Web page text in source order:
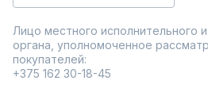
Лицо местного исполнительного
органа, уполномоченное
покупателей:
+375 162 30-18-45